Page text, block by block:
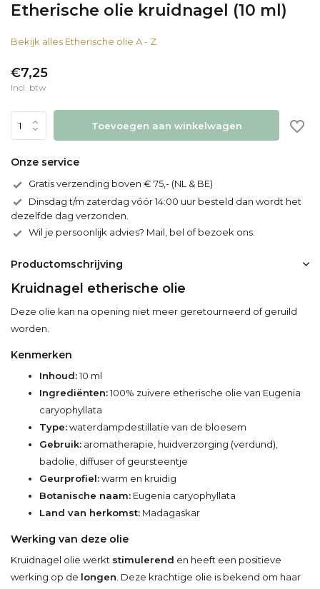
Etherische olie kruidnagel (10 ml)
Bekijk alles Etherische olie A - Z
€7,25
Incl. btw
Toevoegen aan winkelwagen
Onze service
Gratis verzending boven € 75,- (NL & BE)
Dinsdag t/m zaterdag vóór 14:00 uur besteld dan wordt het
dezelfde dag verzonden.
Wil je persoonlijk advies? Mail, bel of bezoek ons.
Productomschrijving
Kruidnagel etherische olie
Deze olie kan na opening niet meer geretourneerd of geruild
worden.
Kenmerken
Inhoud:10 ml
Ingrediënten:100% zuivere etherische olie van Eugenia
caryophyllata
Type:waterdampdestillatie van de bloesem
Gebruik: aromatherapie, huidverzorging (verdund),
badolie, diffuser of geursteentje
Geurprofiel:warm en kruidig
Botanische naam: Eugenia caryophyllata
Land van herkomst: Madagaskar
Werking van deze olie
Kruidnagel olie werkt stimulerend en heeft een positieve
werking op de longen . Deze krachtige olie is bekend om haar